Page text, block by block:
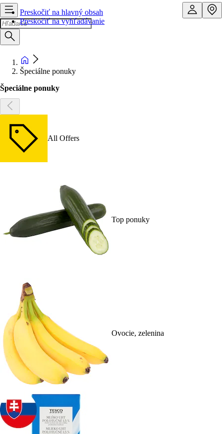
Preskočiť na hlavný obsah
Preskočiť na vyhľadávanie
Špeciálne ponuky
Špeciálne ponuky
All Offers
Top ponuky
Ovocie, zelenina